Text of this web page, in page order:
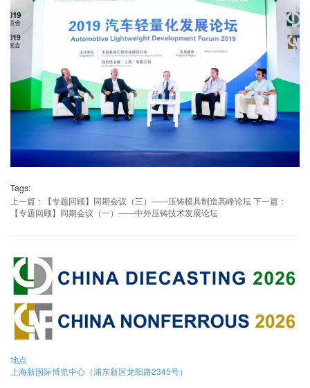
Tags:
上一篇：【专题回顾】同期会议（三）——压铸模具制造高峰论坛下一篇：
【专题回顾】同期会议（一）——中外压铸技术发展论坛
地点
上海新国际博览中心（浦东新区龙阳路2345号）